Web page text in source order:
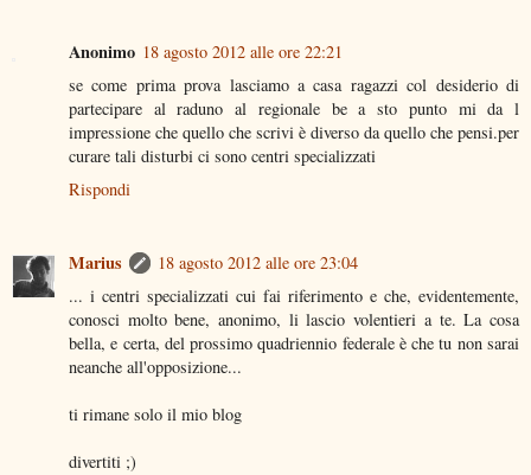
Anonimo 18 agosto 2012 alle ore 22:21
se come prima prova lasciamo a casa ragazzi col desiderio di
partecipare al raduno al regionale be a sto punto mi da l
impressione che quello che scrivi è diverso da quello che pensi.per
curare tali disturbi ci sono centri specializzati
Rispondi
Marius
18 agosto 2012 alle ore 23:04
... i centri specializzati cui fai riferimento e che, evidentemente,
conosci molto bene, anonimo, li lascio volentieri a te. La cosa
bella, e certa, del prossimo quadriennio federale è che tu non sarai
neanche all'opposizione...
ti rimane solo il mio blog
divertiti ;)